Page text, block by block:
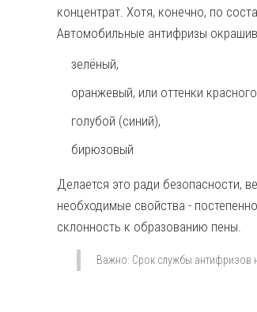
концентрат. Хотя, конечно, по
Автомобильные антифризы
зелёный,
оранжевый, или оттенки красного
голубой (синий),
бирюзовый
Делается это ради безопасности,
необходимые свойства -
склонность к образованию пены.
Важно: Срок службы антифризов